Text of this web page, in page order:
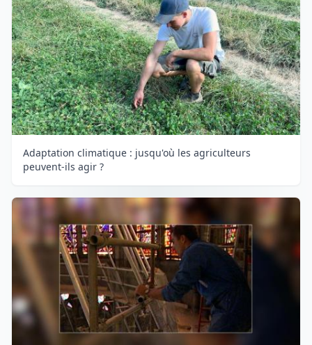
Adaptation climatique : jusqu'où les agriculteurs
peuvent-ils agir ?